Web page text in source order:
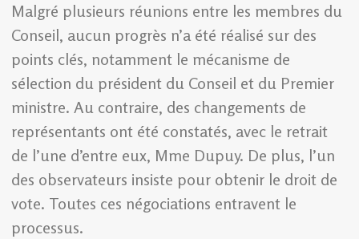
Malgré plusieurs réunions entre les membres du
Conseil, aucun progrès n’a été réalisé sur des
points clés, notamment le mécanisme de
sélection du président du Conseil et du Premier
ministre. Au contraire, des changements de
représentants ont été constatés, avec le retrait
de l’une d’entre eux, Mme Dupuy. De plus, l’un
des observateurs insiste pour obtenir le droit de
vote. Toutes ces négociations entravent le
processus.